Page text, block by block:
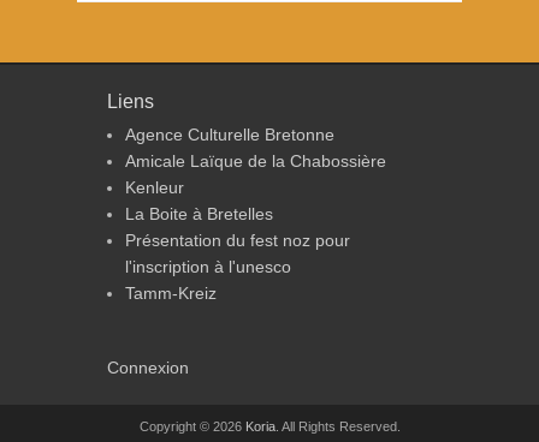
Liens
Agence Culturelle Bretonne
Amicale Laïque de la Chabossière
Kenleur
La Boite à Bretelles
Présentation du fest noz pour
l'inscription à l'unesco
Tamm-Kreiz
Connexion
Copyright © 2026 Koria. All Rights Reserved.